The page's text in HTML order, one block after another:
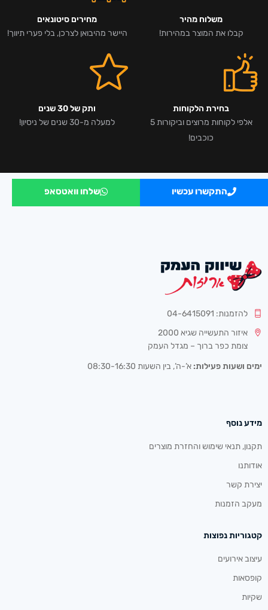
משלוח מהיר
קבלו את המוצר במהירות!
מחירים סיטונאים
היישר מהיבואן לצרכן, בלי פערי תיווך!
בחירת הלקוחות
אלפי לקוחות מרוצים וביקורות 5
כוכבים!
ותק של 30 שנים
למעלה מ-30 שנים של ניסיון!
התקשרו עכשיו שלחו וואטסאפ
להזמנות: 04-6415091
איזור התעשייה שגיא 2000
צומת כפר ברוך – מגדל העמק
ימים ושעות פעילות: א’-ה’, בין השעות 08:30-16:30
מידע נוסף
תקנון, תנאי שימוש והחזרת מוצרים
אודותנו
יצירת קשר
מעקב הזמנות
קטגוריות נפוצות
עיצוב אירועים
קופסאות
שקיות